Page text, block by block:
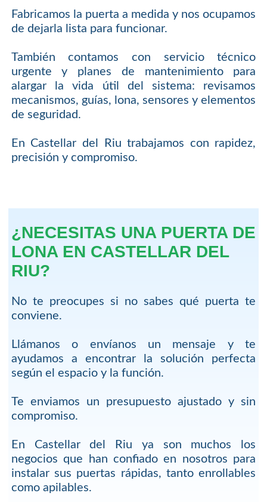
Fabricamos la puerta a medida y nos ocupamos
de dejarla lista para funcionar.
También contamos con servicio técnico
urgente y planes de mantenimiento para
alargar la vida útil del sistema: revisamos
mecanismos, guías, lona, sensores y elementos
de seguridad.
En Castellar del Riu trabajamos con rapidez,
precisión y compromiso.
¿NECESITAS UNA PUERTA DE
LONA EN CASTELLAR DEL
RIU?
No te preocupes si no sabes qué puerta te
conviene.
Llámanos o envíanos un mensaje y te
ayudamos a encontrar la solución perfecta
según el espacio y la función.
Te enviamos un presupuesto ajustado y sin
compromiso.
En Castellar del Riu ya son muchos los
negocios que han confiado en nosotros para
instalar sus puertas rápidas, tanto enrollables
como apilables.